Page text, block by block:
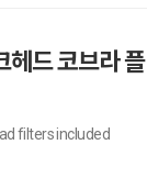
드 코브라 플
filters included